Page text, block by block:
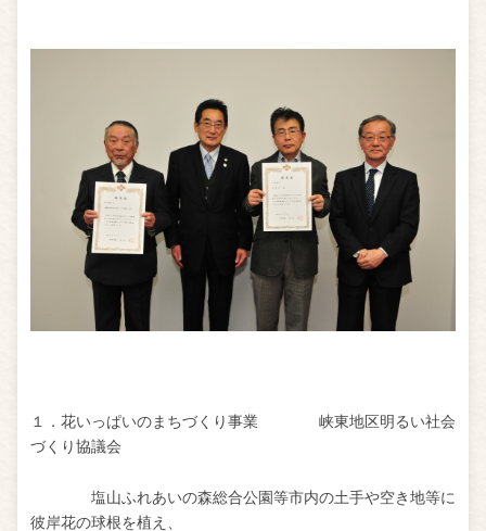
１．花いっぱいのまちづくり事業 峡東地区明るい社会
づくり協議会
塩山ふれあいの森総合公園等市内の土手や空き地等に
彼岸花の球根を植え、